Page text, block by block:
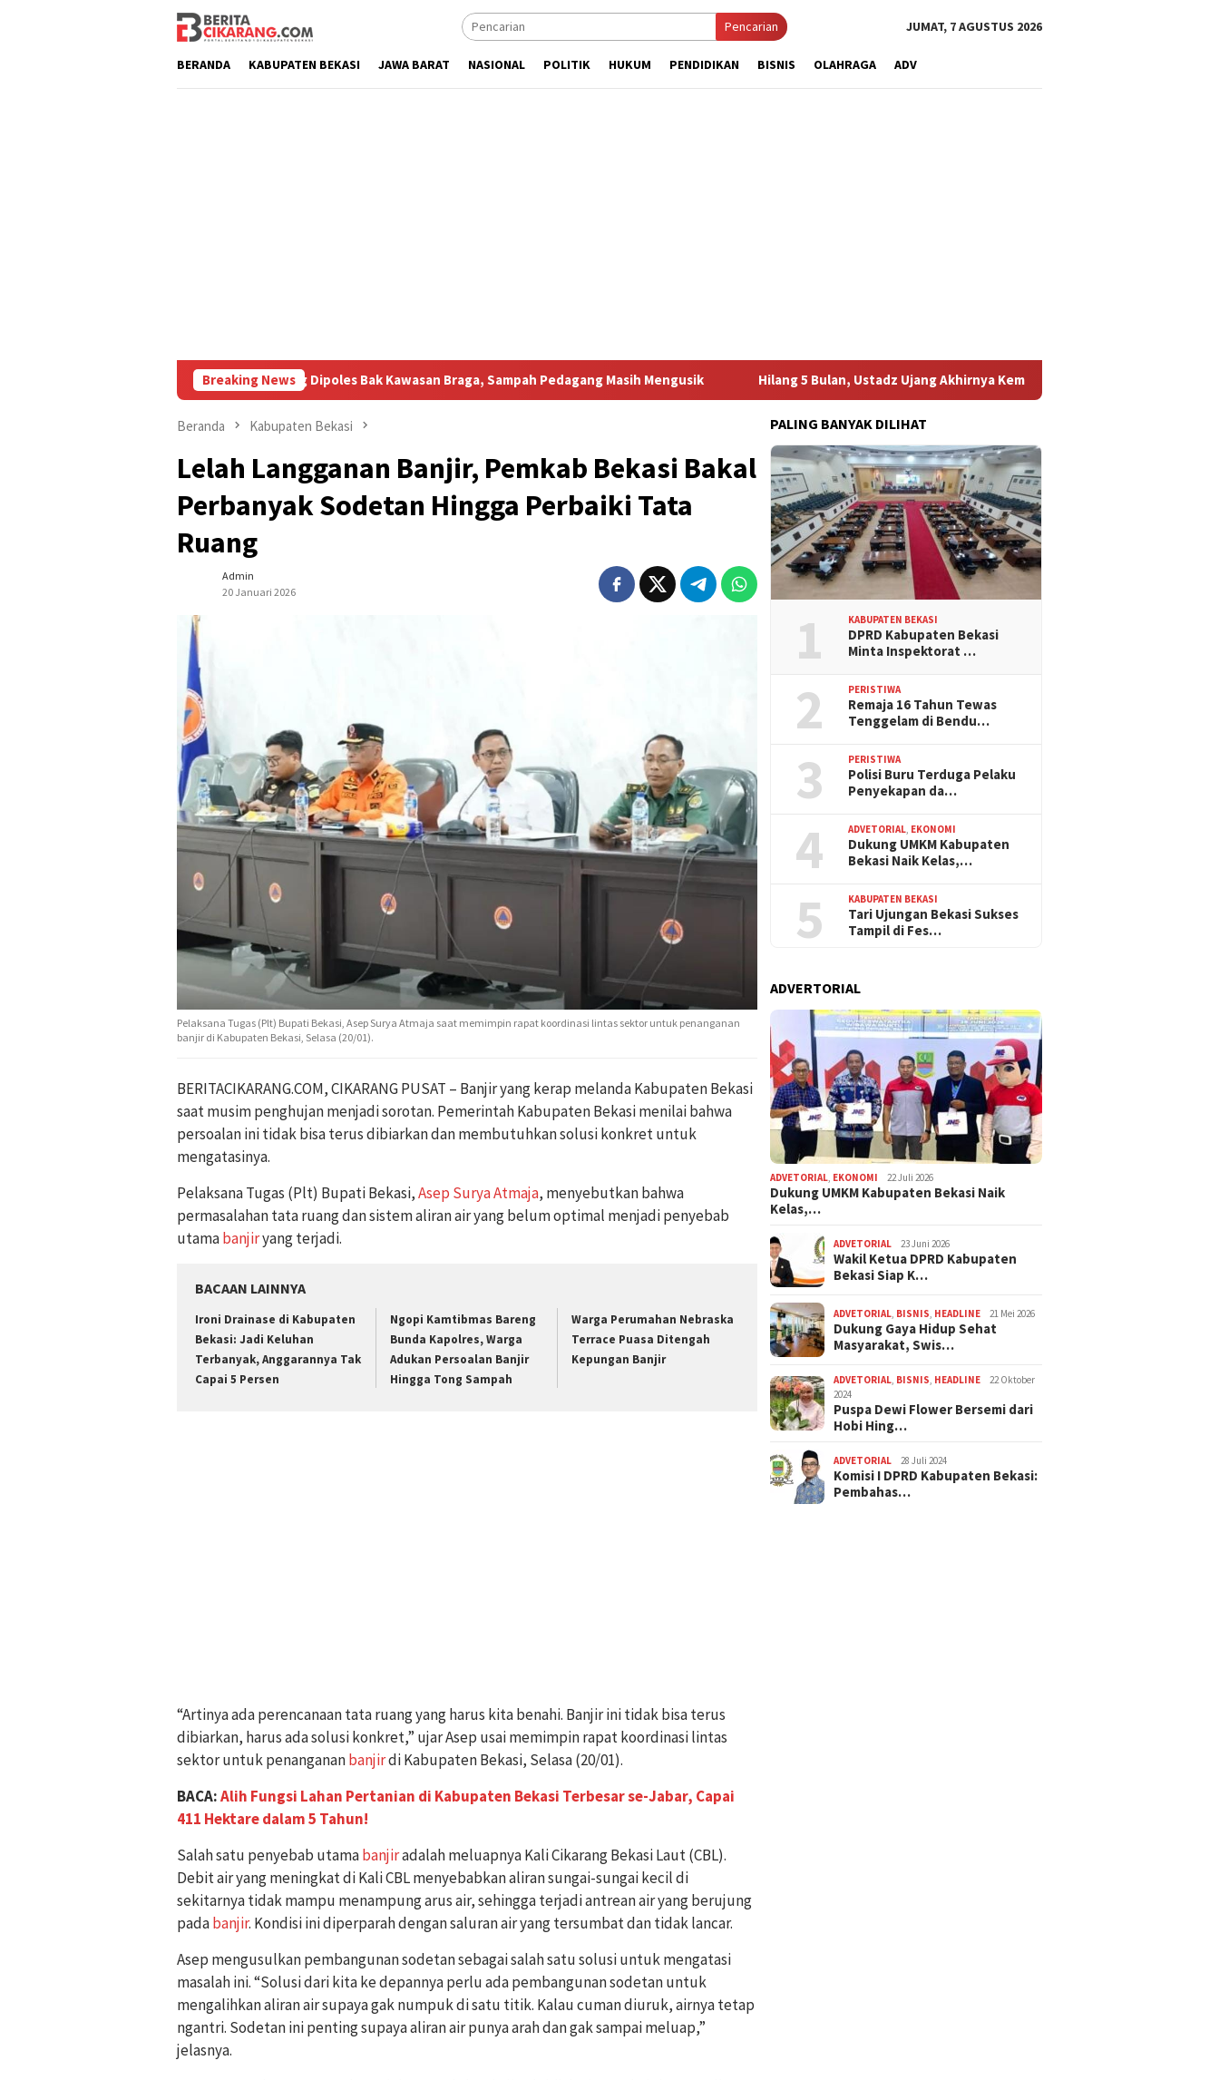
Pencarian JUMAT, 7 AGUSTUS 2026
BERANDA KABUPATEN BEKASI JAWA BARAT NASIONAL POLITIK HUKUM PENDIDIKAN BISNIS OLAHRAGA ADV
Breaking News
Pasar Baru Cikarang Dipoles Bak Kawasan Braga, Sampah Pedagang Masih Mengusik Hilang 5 Bulan, Ustadz Ujang Akhirnya Kembali Melihat Motor Kesayangannya
Beranda Kabupaten Bekasi
Lelah Langganan Banjir, Pemkab Bekasi Bakal
Perbanyak Sodetan Hingga Perbaiki Tata
Ruang
Admin
20 Januari 2026
Pelaksana Tugas (Plt) Bupati Bekasi, Asep Surya Atmaja saat memimpin rapat koordinasi lintas sektor untuk penanganan
banjir di Kabupaten Bekasi, Selasa (20/01).
BERITACIKARANG.COM, CIKARANG PUSAT – Banjir yang kerap melanda Kabupaten Bekasi
saat musim penghujan menjadi sorotan. Pemerintah Kabupaten Bekasi menilai bahwa
persoalan ini tidak bisa terus dibiarkan dan membutuhkan solusi konkret untuk
mengatasinya.
Pelaksana Tugas (Plt) Bupati Bekasi,Asep Surya Atmaja, menyebutkan bahwa
permasalahan tata ruang dan sistem aliran air yang belum optimal menjadi penyebab
utamabanjiryang terjadi.
BACAAN LAINNYA
Ironi Drainase di Kabupaten
Bekasi: Jadi Keluhan
Terbanyak, Anggarannya Tak
Capai 5 Persen
Ngopi Kamtibmas Bareng
Bunda Kapolres, Warga
Adukan Persoalan Banjir
Hingga Tong Sampah
Warga Perumahan Nebraska
Terrace Puasa Ditengah
Kepungan Banjir
“Artinya ada perencanaan tata ruang yang harus kita benahi. Banjir ini tidak bisa terus
dibiarkan, harus ada solusi konkret,” ujar Asep usai memimpin rapat koordinasi lintas
sektor untuk penangananbanjirdi Kabupaten Bekasi, Selasa (20/01).
BACA:Alih Fungsi Lahan Pertanian di Kabupaten Bekasi Terbesar se-Jabar, Capai
411 Hektare dalam 5 Tahun!
Salah satu penyebab utamabanjiradalah meluapnya Kali Cikarang Bekasi Laut (CBL).
Debit air yang meningkat di Kali CBL menyebabkan aliran sungai-sungai kecil di
sekitarnya tidak mampu menampung arus air, sehingga terjadi antrean air yang berujung
padabanjir. Kondisi ini diperparah dengan saluran air yang tersumbat dan tidak lancar.
Asep mengusulkan pembangunan sodetan sebagai salah satu solusi untuk mengatasi
masalah ini. “Solusi dari kita ke depannya perlu ada pembangunan sodetan untuk
mengalihkan aliran air supaya gak numpuk di satu titik. Kalau cuman diuruk, airnya tetap
ngantri. Sodetan ini penting supaya aliran air punya arah dan gak sampai meluap,”
jelasnya.
PALING BANYAK DILIHAT
1 KABUPATEN BEKASI
DPRD Kabupaten Bekasi
Minta Inspektorat …
2 PERISTIWA
Remaja 16 Tahun Tewas
Tenggelam di Bendu…
3 PERISTIWA
Polisi Buru Terduga Pelaku
Penyekapan da…
4 ADVETORIAL EKONOMI
Dukung UMKM Kabupaten
Bekasi Naik Kelas,…
5 KABUPATEN BEKASI
Tari Ujungan Bekasi Sukses
Tampil di Fes…
ADVERTORIAL
ADVETORIAL EKONOMI 22 Juli 2026
Dukung UMKM Kabupaten Bekasi Naik
Kelas,…
ADVETORIAL 23 Juni 2026
Wakil Ketua DPRD Kabupaten
Bekasi Siap K…
ADVETORIAL BISNIS HEADLINE 21 Mei 2026
Dukung Gaya Hidup Sehat
Masyarakat, Swis…
ADVETORIAL BISNIS HEADLINE
22 Oktober
2024
Puspa Dewi Flower Bersemi dari
Hobi Hing…
ADVETORIAL 28 Juli 2024
Komisi I DPRD Kabupaten Bekasi:
Pembahas…